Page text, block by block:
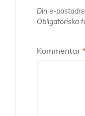
Din e-
Obligatoriska
Kommentar